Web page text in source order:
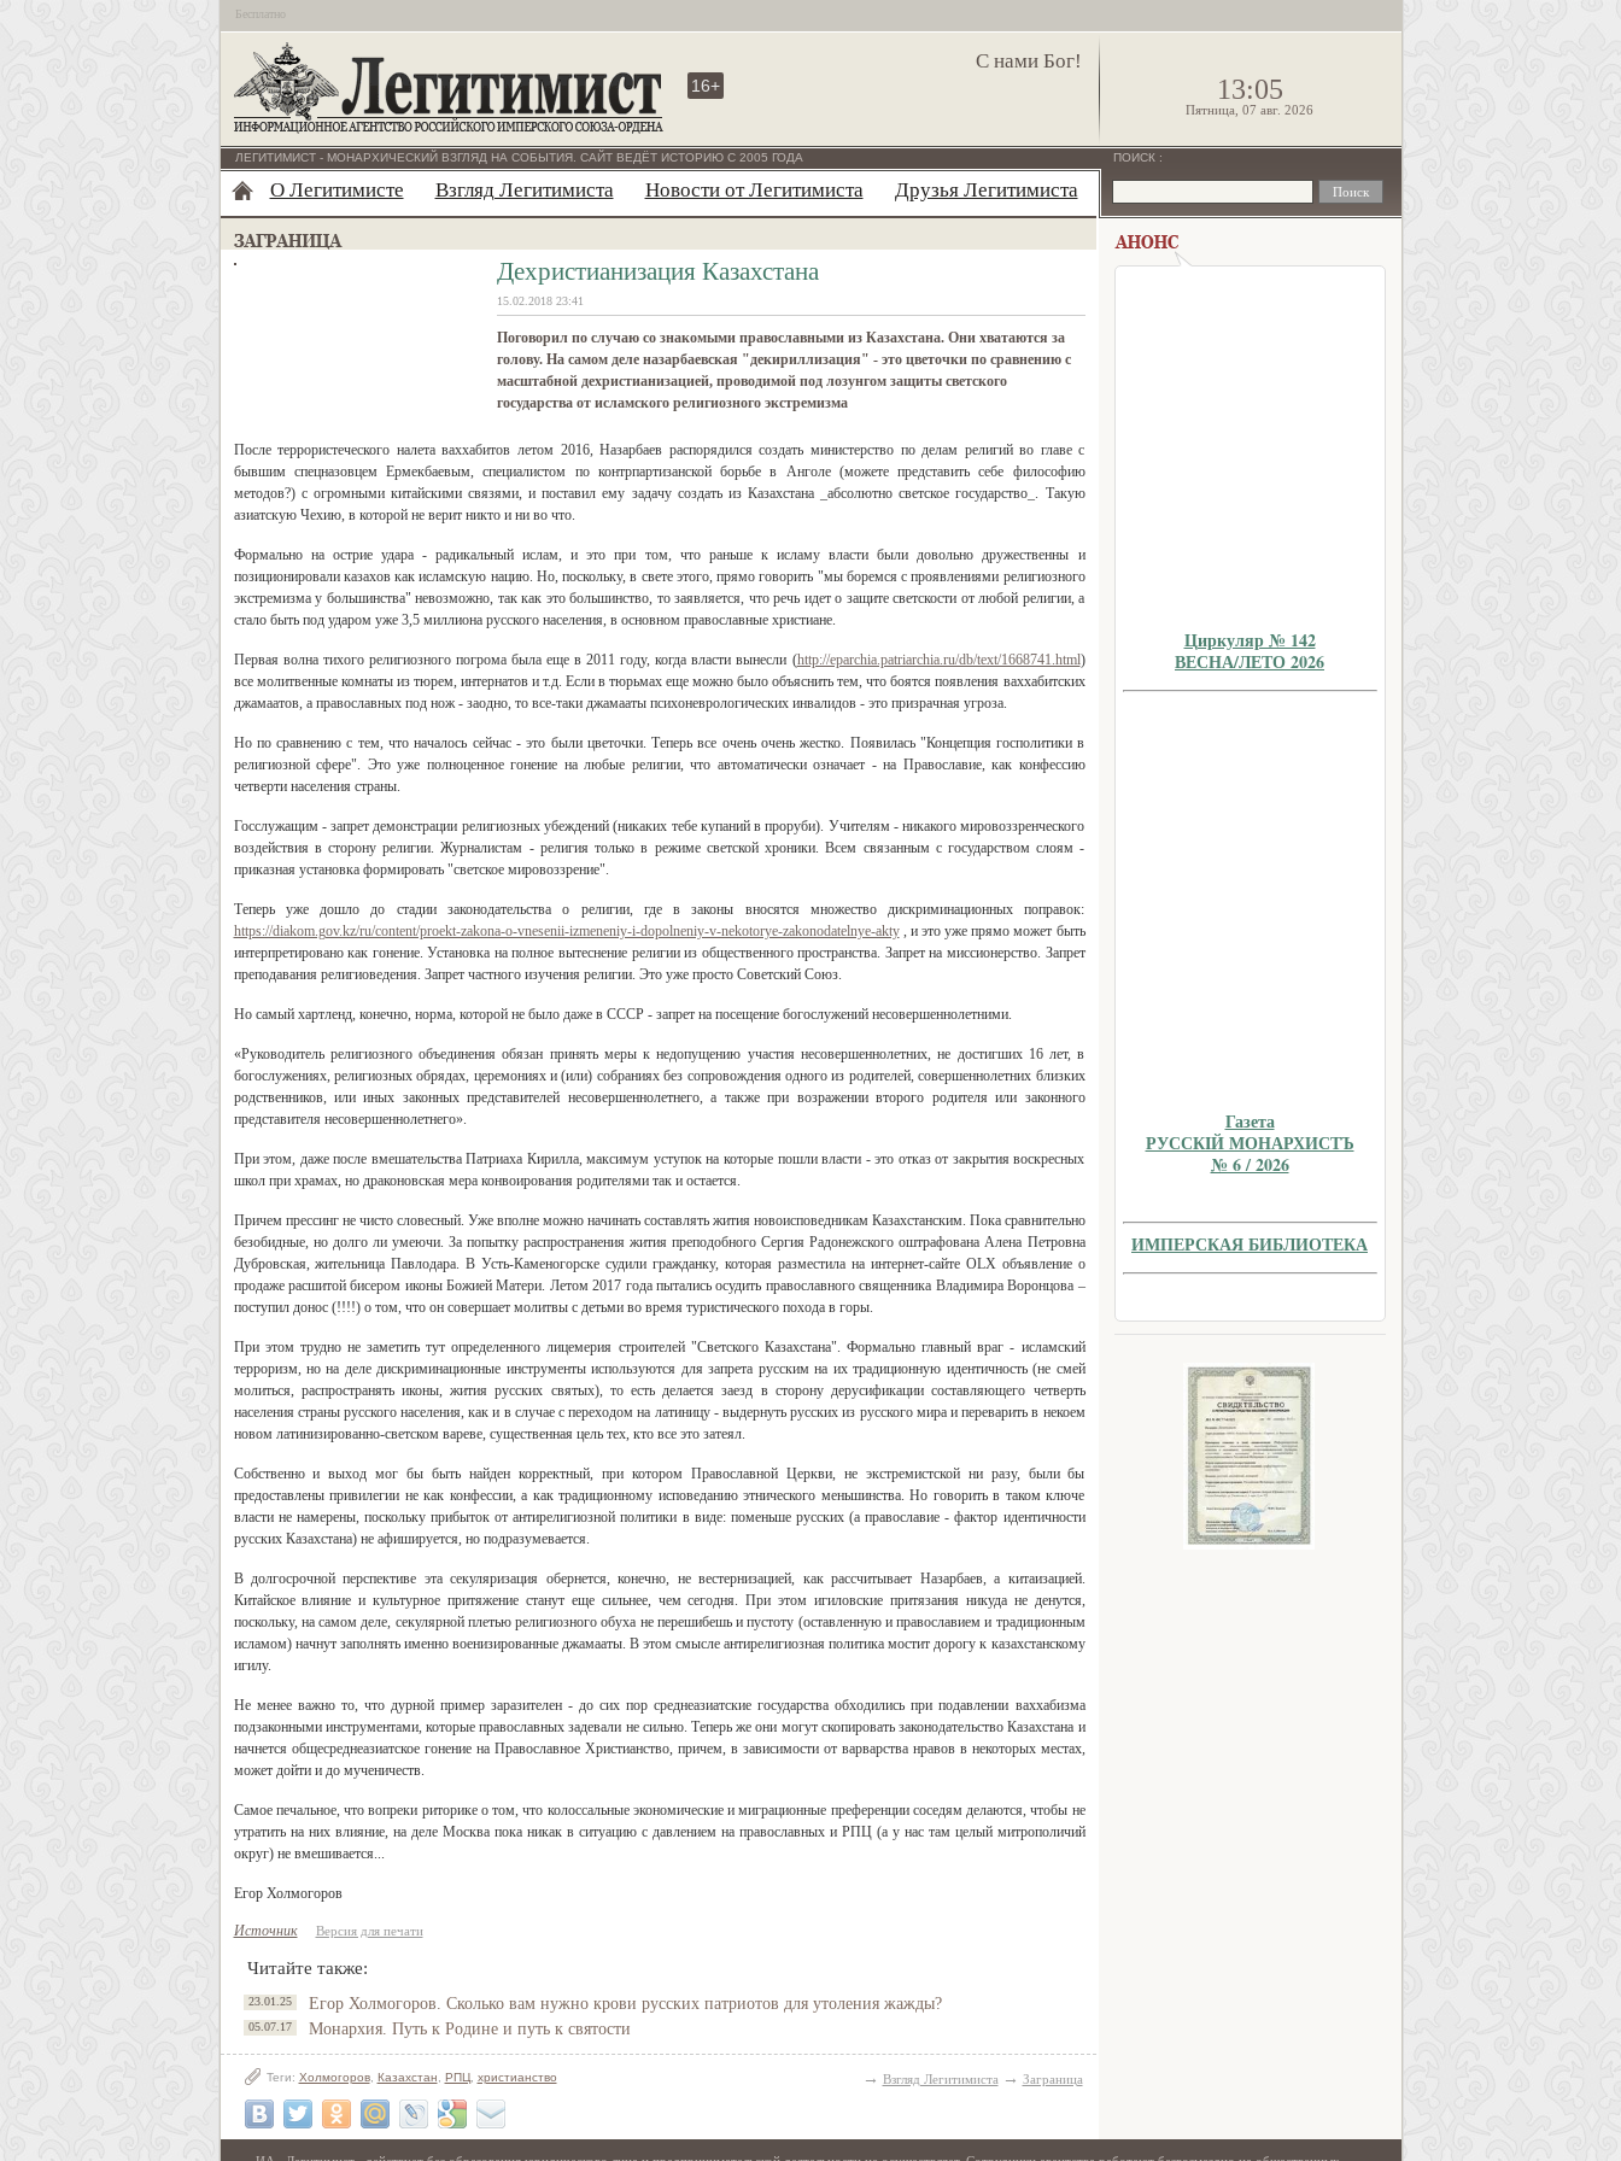
Бесплатно
С нами Бог!
16+ 13:05
Пятница, 07 авг. 2026
ЛЕГИТИМИСТ - МОНАРХИЧЕСКИЙ ВЗГЛЯД НА СОБЫТИЯ. САЙТ ВЕДЁТ ИСТОРИЮ С 2005 ГОДА
О Легитимисте Взгляд Легитимиста Новости от Легитимиста Друзья Легитимиста
Дехристианизация Казахстана
15.02.2018 23:41
Поговорил по случаю со знакомыми православными из Казахстана. Они хватаются за
голову. На самом деле назарбаевская "декириллизация" - это цветочки по сравнению с
масштабной дехристианизацией, проводимой под лозунгом защиты светского
государства от исламского религиозного экстремизма
После террористеческого налета ваххабитов летом 2016, Назарбаев распорядился создать министерство по делам религий во главе с
бывшим спецназовцем Ермекбаевым, специалистом по контрпартизанской борьбе в Анголе (можете представить себе философию
методов?) с огромными китайскими связями, и поставил ему задачу создать из Казахстана _абсолютно светское государство_. Такую
азиатскую Чехию, в которой не верит никто и ни во что.
Формально на острие удара - радикальный ислам, и это при том, что раньше к исламу власти были довольно дружественны и
позиционировали казахов как исламскую нацию. Но, поскольку, в свете этого, прямо говорить "мы боремся с проявлениями религиозного
экстремизма у большинства" невозможно, так как это большинство, то заявляется, что речь идет о защите светскости от любой религии, а
стало быть под ударом уже 3,5 миллиона русского населения, в основном православные христиане.
Первая волна тихого религиозного погрома была еще в 2011 году, когда власти вынесли (http://eparchia.patriarchia.ru/db/text/1668741.html)
все молитвенные комнаты из тюрем, интернатов и т.д. Если в тюрьмах еще можно было объяснить тем, что боятся появления ваххабитских
джамаатов, а православных под нож - заодно, то все-таки джамааты психоневрологических инвалидов - это призрачная угроза.
Но по сравнению с тем, что началось сейчас - это были цветочки. Теперь все очень очень жестко. Появилась "Концепция госполитики в
религиозной сфере". Это уже полноценное гонение на любые религии, что автоматически означает - на Православие, как конфессию
четверти населения страны.
Госслужащим - запрет демонстрации религиозных убеждений (никаких тебе купаний в проруби). Учителям - никакого мировоззренческого
воздействия в сторону религии. Журналистам - религия только в режиме светской хроники. Всем связанным с государством слоям -
приказная установка формировать "светское мировоззрение".
Теперь уже дошло до стадии законодательства о религии, где в законы вносятся множество дискриминационных поправок:
https://diakom.gov.kz/ru/content/proekt-zakona-o-vnesenii-izmeneniy-i-dopolneniy-v-nekotorye-zakonodatelnye-akty, и это уже прямо может быть
интерпретировано как гонение. Установка на полное вытеснение религии из общественного пространства. Запрет на миссионерство. Запрет
преподавания религиоведения. Запрет частного изучения религии. Это уже просто Советский Союз.
Но самый хартленд, конечно, норма, которой не было даже в СССР - запрет на посещение богослужений несовершеннолетними.
«Руководитель религиозного объединения обязан принять меры к недопущению участия несовершеннолетних, не достигших 16 лет, в
богослужениях, религиозных обрядах, церемониях и (или) собраниях без сопровождения одного из родителей, совершеннолетних близких
родственников, или иных законных представителей несовершеннолетнего, а также при возражении второго родителя или законного
представителя несовершеннолетнего».
При этом, даже после вмешательства Патриаха Кирилла, максимум уступок на которые пошли власти - это отказ от закрытия воскресных
школ при храмах, но драконовская мера конвоирования родителями так и остается.
Причем прессинг не чисто словесный. Уже вполне можно начинать составлять жития новоисповедникам Казахстанским. Пока сравнительно
безобидные, но долго ли умеючи. За попытку распространения жития преподобного Сергия Радонежского оштрафована Алена Петровна
Дубровская, жительница Павлодара. В Усть-Каменогорске судили гражданку, которая разместила на интернет-сайте OLX объявление о
продаже расшитой бисером иконы Божией Матери. Летом 2017 года пытались осудить православного священника Владимира Воронцова –
поступил донос (!!!!) о том, что он совершает молитвы с детьми во время туристического похода в горы.
При этом трудно не заметить тут определенного лицемерия строителей "Светского Казахстана". Формально главный враг - исламский
терроризм, но на деле дискриминационные инструменты используются для запрета русским на их традиционную идентичность (не смей
молиться, распространять иконы, жития русских святых), то есть делается заезд в сторону дерусификации составляющего четверть
населения страны русского населения, как и в случае с переходом на латиницу - выдернуть русских из русского мира и переварить в некоем
новом латинизированно-светском вареве, существенная цель тех, кто все это затеял.
Собственно и выход мог бы быть найден корректный, при котором Православной Церкви, не экстремистской ни разу, были бы
предоставлены привилегии не как конфессии, а как традиционному исповеданию этнического меньшинства. Но говорить в таком ключе
власти не намерены, поскольку прибыток от антирелигиозной политики в виде: поменьше русских (а православие - фактор идентичности
русских Казахстана) не афишируется, но подразумевается.
В долгосрочной перспективе эта секуляризация обернется, конечно, не вестернизацией, как рассчитывает Назарбаев, а китаизацией.
Китайское влияние и культурное притяжение станут еще сильнее, чем сегодня. При этом игиловские притязания никуда не денутся,
поскольку, на самом деле, секулярной плетью религиозного обуха не перешибешь и пустоту (оставленную и православием и традиционным
исламом) начнут заполнять именно военизированные джамааты. В этом смысле антирелигиозная политика мостит дорогу к казахстанскому
игилу.
Не менее важно то, что дурной пример заразителен - до сих пор среднеазиатские государства обходились при подавлении ваххабизма
подзаконными инструментами, которые православных задевали не сильно. Теперь же они могут скопировать законодательство Казахстана и
начнется общесреднеазиатское гонение на Православное Христианство, причем, в зависимости от варварства нравов в некоторых местах,
может дойти и до мученичеств.
Самое печальное, что вопреки риторике о том, что колоссальные экономические и миграционные преференции соседям делаются, чтобы не
утратить на них влияние, на деле Москва пока никак в ситуацию с давлением на православных и РПЦ (а у нас там целый митрополичий
округ) не вмешивается...
Егор Холмогоров
Источник Версия для печати
Читайте также:
23.01.25 Егор Холмогоров. Сколько вам нужно крови русских патриотов для утоления жажды?
05.07.17 Монархия. Путь к Родине и путь к святости
Теги: Холмогоров, Казахстан РПЦ, христианство → Взгляд Легитимиста → Заграница
ПОИСК :
Циркуляр № 142
ВЕСНА/ЛЕТО 2026
Газета
РУССКIЙ МОНАРХИСТЪ
№ 6 / 2026
ИМПЕРСКАЯ БИБЛИОТЕКА
Свидетельство